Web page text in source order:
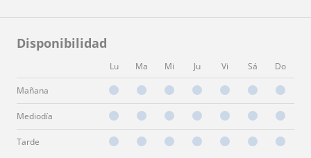
Disponibilidad
Lu Ma Mi Ju Vi Sá Do
Mañana
Mediodía
Tarde